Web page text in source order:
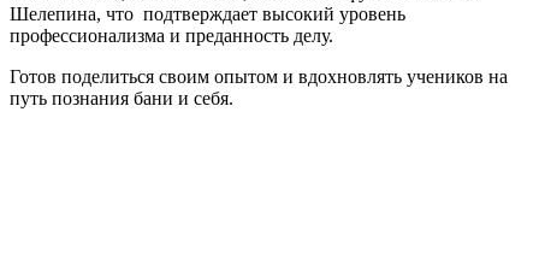
Шелепина, что подтверждает высокий уровень
профессионализма и преданность делу.
Готов поделиться своим опытом и вдохновлять учеников на
путь познания бани и себя.